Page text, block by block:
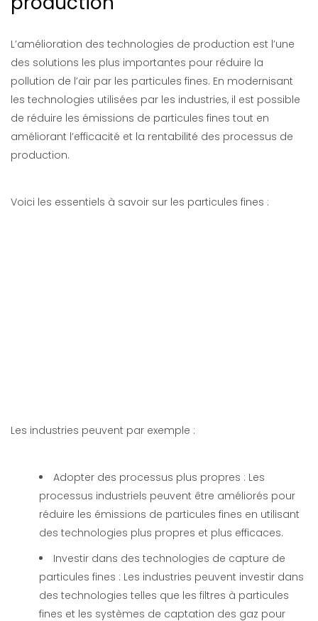
L’amélioration des technologies de production est l’une
des solutions les plus importantes pour réduire la
pollution de l’air par les particules fines. En modernisant
les technologies utilisées par les industries, il est possible
de réduire les émissions de particules fines tout en
améliorant l’efficacité et la rentabilité des processus de
production.
Voici les essentiels à savoir sur les particules fines :
Les industries peuvent par exemple :
Adopter des processus plus propres : Les
processus industriels peuvent être améliorés pour
réduire les émissions de particules fines en utilisant
des technologies plus propres et plus efficaces.
Investir dans des technologies de capture de
particules fines : Les industries peuvent investir dans
des technologies telles que les filtres à particules
fines et les systèmes de captation des gaz pour